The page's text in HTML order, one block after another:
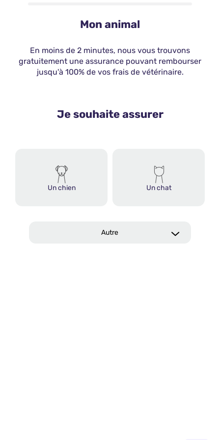
Mon animal
En moins de 2 minutes, nous vous trouvons
gratuitement une assurance pouvant rembourser
jusqu'à 100% de vos frais de vétérinaire.
Je souhaite assurer
Un chien Un chat
Autre